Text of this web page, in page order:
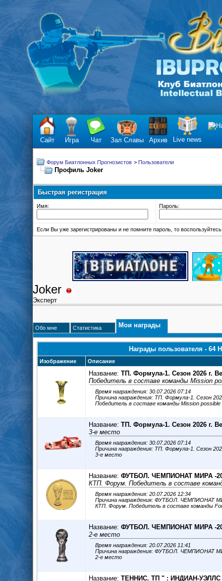
Сайт Игра Чат Зал Славы Архив Live news
Форум Биатлонных Прогнозистов > Пользователи
Профиль Joker
Быстрая регистрация
Имя: Пароль:
Если Вы уже зарегистрированы и не помните пароль, то
Joker
Эксперт
Обо мне Статистика Мои награды
Награды пользователя - 64
Изображение Описание
Название: ТП. Формула-1. Сезон 2026 г.
Победитель в составе команды Mission
Время награждения: 30.07.2026 07:14
Причина награждения: ТП. Формула-1. Сезон
Победитель в составе команды Mission possible
Название: ТП. Формула-1. Сезон 2026 г.
3-е место
Время награждения: 30.07.2026 07:14
Причина награждения: ТП. Формула-1. Сезон
3-е место
Название: ФУТБОЛ. ЧЕМПИОНАТ МИРА -
КТП. Форум. Победитель в составе
Время награждения: 20.07.2026 12:34
Причина награждения: ФУТБОЛ. ЧЕМПИОНАТ
КТП. Форум. Победитель в составе команды
Название: ФУТБОЛ. ЧЕМПИОНАТ МИРА -
2-е место
Время награждения: 20.07.2026 11:41
Причина награждения: ФУТБОЛ. ЧЕМПИОНАТ
2-е место
Название: ТЕННИС. ТП " : ИНДИАН-УЭЛЛС -